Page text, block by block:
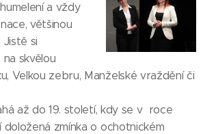
a vždy
většinou
Jistě si
skvělou
Velkou zebru, Manželské vraždění či
až do 19. století, kdy se v roce
zmínka o ochotnickém